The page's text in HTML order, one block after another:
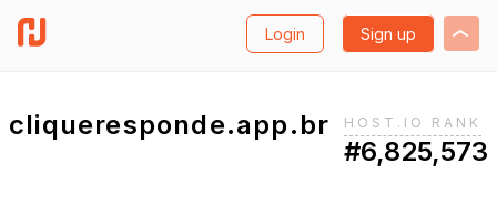
Login Sign up
cliqueresponde.app.br HOST.IO RANK
#6,825,573